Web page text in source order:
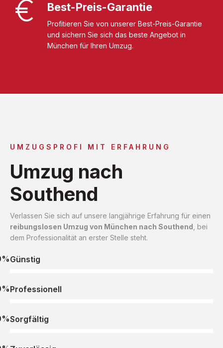
Best-Preis-Garantie
Profitieren Sie von unserer Best-Preis-Garantie
und sichern Sie sich das beste Angebot in
München für Ihren Umzug.
UMZUGSPROFI MIT ERFAHRUNG
Umzug nach
Southend
Verlassen Sie sich auf unsere langjährige Erfahrung für einen
reibungslosen Umzug von München nach Southend , bei
dem Professionalität an erster Stelle steht.
Günstig
Professionell
Sorgfältig